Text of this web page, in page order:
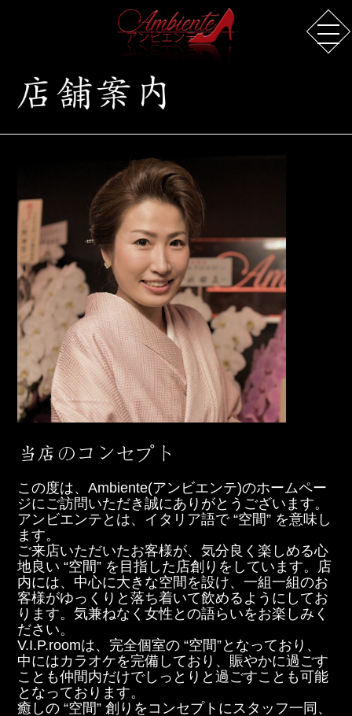
この度は、Ambiente(アンビエンテ)のホームペー
ジにご訪問いただき誠にありがとうございます。
アンビエンテとは、イタリア語で “空間” を意味し
ます。
ご来店いただいたお客様が、気分良く楽しめる心
地良い “空間” を目指した店創りをしています。店
内には、中心に大きな空間を設け、一組一組のお
客様がゆっくりと落ち着いて飲めるようにしてお
ります。気兼ねなく女性との語らいをお楽しみく
ださい。
V.I.P.roomは、完全個室の “空間”となっており、
中にはカラオケを完備しており、賑やかに過ごす
ことも仲間内だけでしっとりと過ごすことも可能
となっております。
癒しの “空間” 創りをコンセプトにスタッフ一同、